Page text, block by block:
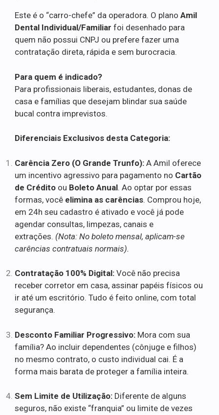
Este é o “carro-chefe” da operadora. O plano Amil
Dental Individual/Familiar foi desenhado para
quem não possui CNPJ ou prefere fazer uma
contratação direta, rápida e sem burocracia.
Para quem é indicado?
Para profissionais liberais, estudantes, donas de
casa e famílias que desejam blindar sua saúde
bucal contra imprevistos.
Diferenciais Exclusivos desta Categoria:
Carência Zero (O Grande Trunfo): A Amil oferece
um incentivo agressivo para pagamento no Cartão
de Crédito ou Boleto Anual. Ao optar por essas
formas, você elimina as carências. Comprou hoje,
em 24h seu cadastro é ativado e você já pode
agendar consultas, limpezas, canais e
extrações. (Nota: No boleto mensal, aplicam-se
carências contratuais normais).
Contratação 100% Digital: Você não precisa
receber corretor em casa, assinar papéis físicos ou
ir até um escritório. Tudo é feito online, com total
segurança.
Desconto Familiar Progressivo: Mora com sua
família? Ao incluir dependentes (cônjuge e filhos)
no mesmo contrato, o custo individual cai. É a
forma mais barata de proteger a família inteira.
Sem Limite de Utilização: Diferente de alguns
seguros, não existe “franquia” ou limite de vezes